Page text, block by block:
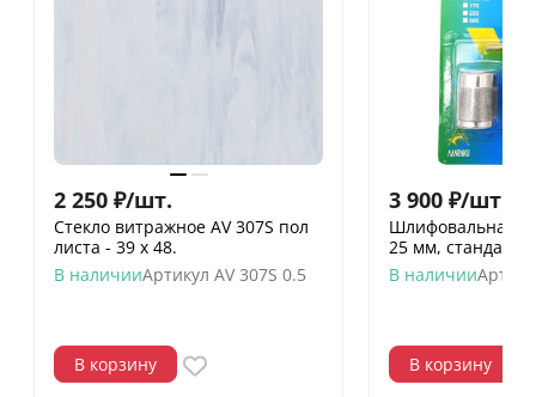
2 250 ₽/шт.
Стекло витражное AV 307S пол
листа - 39 х 48.
В наличииАртикул AV 307S 0.5
В корзину
3 900 ₽/шт.
Шлифовальная
25 мм,
В наличии
В корзину